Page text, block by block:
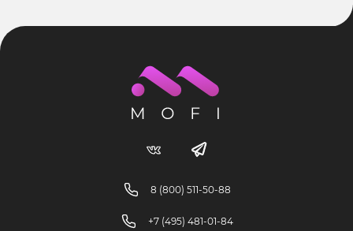
8 (800) 511-50-88
+7 (495) 481-01-84